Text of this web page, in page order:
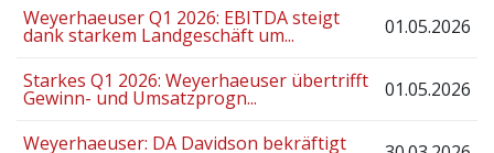
Weyerhaeuser Q1 2026: EBITDA steigt
dank starkem Landgeschäft um... 01.05.2026
Starkes Q1 2026: Weyerhaeuser übertrifft
Gewinn- und Umsatzprogn... 01.05.2026
Weyerhaeuser: DA Davidson bekräftigt